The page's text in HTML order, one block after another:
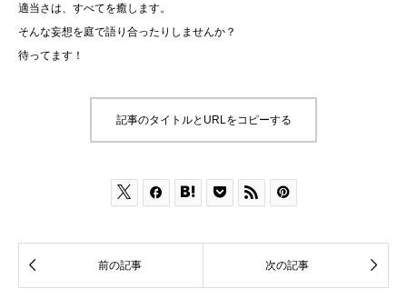
適当さは、すべてを癒します。
そんな妄想を庭で語り合ったりしませんか？
待ってます！
記事のタイトルとURLをコピーする
     
 前の記事 次の記事 